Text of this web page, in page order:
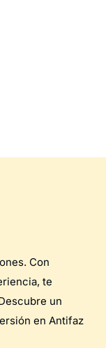
Con
te
un
en Antifaz